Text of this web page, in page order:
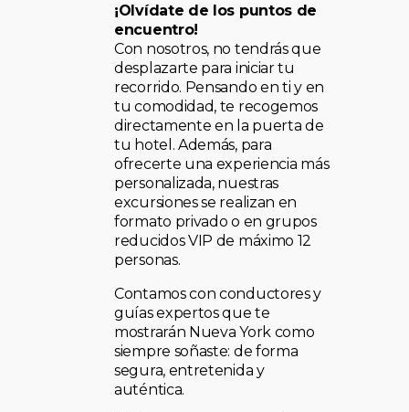
¡Olvídate de los puntos de
encuentro!
Con nosotros, no tendrás que
desplazarte para iniciar tu
recorrido. Pensando en ti y en
tu comodidad, te recogemos
directamente en la puerta de
tu hotel. Además, para
ofrecerte una experiencia más
personalizada, nuestras
excursiones se realizan en
formato privado o en grupos
reducidos VIP de máximo 12
personas.
Contamos con conductores y
guías expertos que te
mostrarán Nueva York como
siempre soñaste: de forma
segura, entretenida y
auténtica.